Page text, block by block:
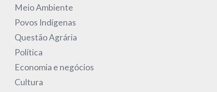
Meio Ambiente
Povos Indígenas
Questão Agrária
Política
Economia e negócios
Cultura